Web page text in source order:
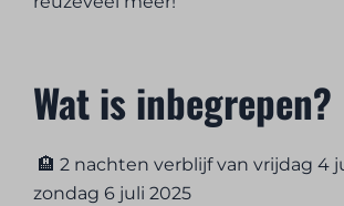
Wat is inbegrepen?
🏨 2 nachten verblijf van vrijdag 4
zondag 6 juli 2025